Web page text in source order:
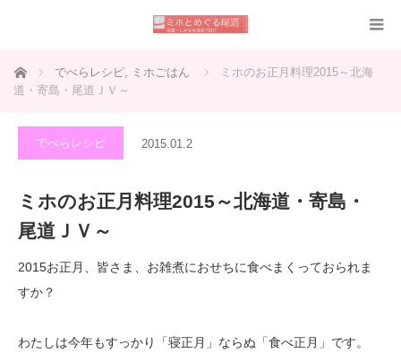
ホーム でべらレシピ, ミホごはん
ミホのお正月料理2015～北海
道・寄島・尾道ＪＶ～
でべらレシピ 2015.01.2
ミホのお正月料理2015～北海道・寄島・
尾道ＪＶ～
2015お正月、皆さま、お雑煮におせちに食べまくっておられま
すか？
わたしは今年もすっかり「寝正月」ならぬ「食べ正月」です。